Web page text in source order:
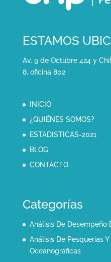
ESTAMOS
Av. 9 de Octubre 424 y
8, oficina 802
INICIO
¿QUIÉNES SOMOS?
ESTADISTICAS-2021
BLOG
CONTACTO
Categorías
Análisis De Desempeño
Análisis De Pesquerías
Oceanográficas